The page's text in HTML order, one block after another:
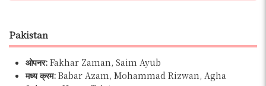
Pakistan
ओपनर: Fakhar Zaman, Saim Ayub
मध्य क्रम: Babar Azam, Mohammad Rizwan, Agha